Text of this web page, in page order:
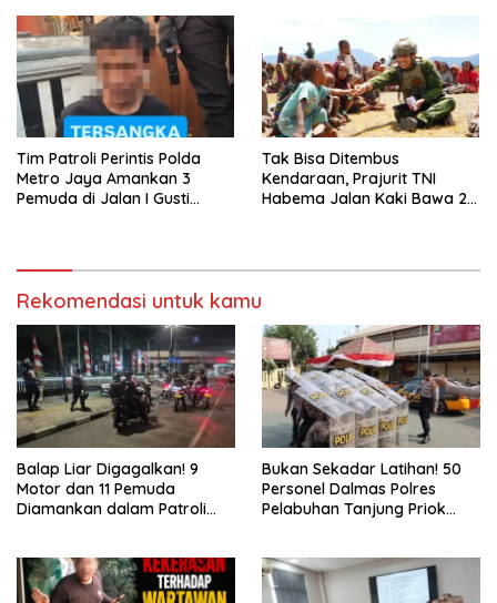
Tim Patroli Perintis Polda
Metro Jaya Amankan 3
Pemuda di Jalan I Gusti
Tak Bisa Ditembus
Kendaraan, Prajurit TNI
Habema Jalan Kaki Bawa 2
Rekomendasi untuk kamu
Balap Liar Digagalkan! 9
Motor dan 11 Pemuda
Diamankan dalam Patroli
Bukan Sekadar Latihan! 50
Personel Dalmas Polres
Pelabuhan Tanjung Priok